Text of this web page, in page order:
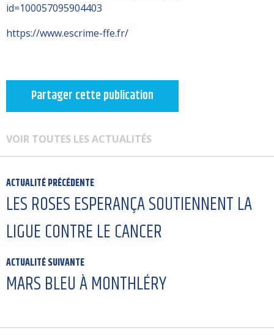
id=100057095904403
https://www.escrime-ffe.fr/
Partager cette publication
VOIR TOUTES LES ACTUALITÉS
ACTUALITÉ PRÉCÉDENTE
LES ROSES ESPERANÇA SOUTIENNENT LA
LIGUE CONTRE LE CANCER
ACTUALITÉ SUIVANTE
MARS BLEU À MONTHLÉRY